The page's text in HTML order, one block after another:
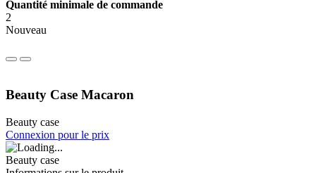
Quantité minimale de commande
2
Nouveau
Beauty Case Macaron
Beauty case
Connexion pour le prix
Beauty case